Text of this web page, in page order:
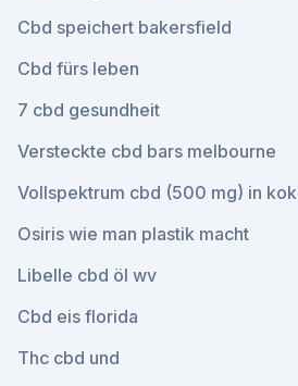
Cbd speichert bakersfield
Cbd fürs leben
7 cbd gesundheit
Versteckte cbd bars melbourne
Vollspektrum cbd (500 mg) in
Osiris wie man plastik macht
Libelle cbd öl wv
Cbd eis florida
Thc cbd und